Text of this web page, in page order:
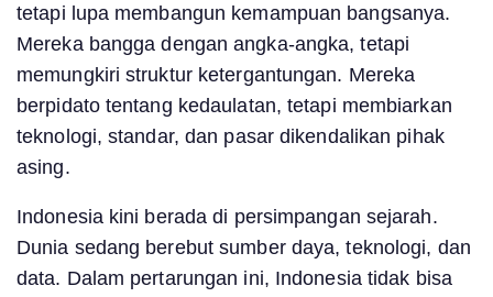
tetapi lupa membangun kemampuan bangsanya.
Mereka bangga dengan angka-angka, tetapi
memungkiri struktur ketergantungan. Mereka
berpidato tentang kedaulatan, tetapi membiarkan
teknologi, standar, dan pasar dikendalikan pihak
asing.
Indonesia kini berada di persimpangan sejarah.
Dunia sedang berebut sumber daya, teknologi, dan
data. Dalam pertarungan ini, Indonesia tidak bisa